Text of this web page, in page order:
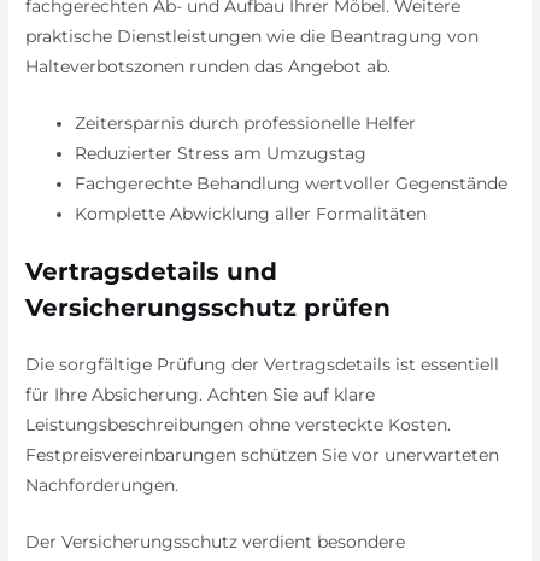
fachgerechten Ab- und Aufbau Ihrer Möbel. Weitere
praktische Dienstleistungen wie die Beantragung von
Halteverbotszonen runden das Angebot ab.
Zeitersparnis durch professionelle Helfer
Reduzierter Stress am Umzugstag
Fachgerechte Behandlung wertvoller Gegenstände
Komplette Abwicklung aller Formalitäten
Vertragsdetails und
Versicherungsschutz prüfen
Die sorgfältige Prüfung der Vertragsdetails ist essentiell
für Ihre Absicherung. Achten Sie auf klare
Leistungsbeschreibungen ohne versteckte Kosten.
Festpreisvereinbarungen schützen Sie vor unerwarteten
Nachforderungen.
Der Versicherungsschutz verdient besondere